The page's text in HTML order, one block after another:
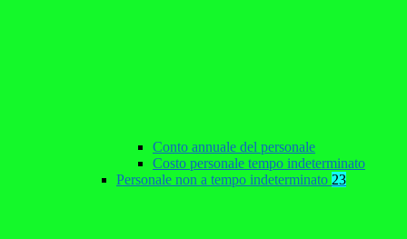
Conto annuale del personale
Costo personale tempo indeterminato
Personale non a tempo indeterminato 23